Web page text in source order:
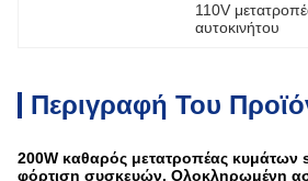
110V
αυτοκινήτου
Περιγραφή Του
200W καθαρός μετατροπέας
φόρτιση συσκευών. Ολοκληρωμένη